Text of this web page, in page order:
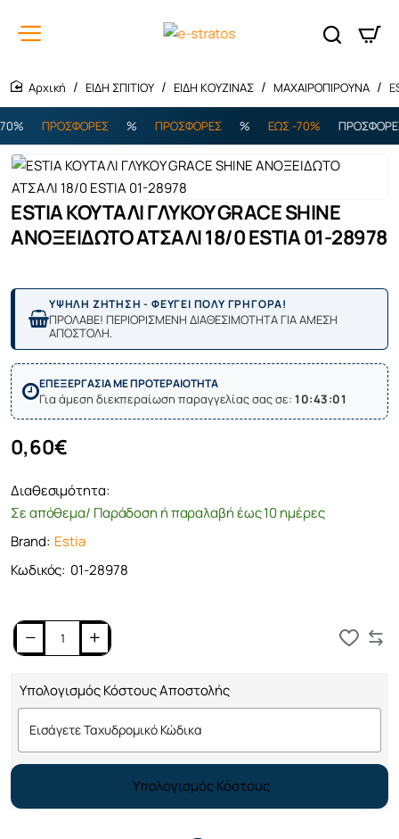
ΕΙΔΗ ΣΠΙΤΙΟΥ ΕΙΔΗ ΚΟΥΖΙΝΑΣ ΜΑΧΑΙΡΟΠΙΡΟΥΝΑ
ΠΡΟΣΦΟΡΕΣ ΠΡΟΣΦΟΡΕΣ ΕΩΣ -70% ΠΡΟΣΦΟΡΕΣ
ESTIA ΚΟΥΤΑΛΙ ΓΛΥΚΟΥ GRACE SHINE
ΑΝΟΞΕΙΔΩΤΟ ΑΤΣΑΛΙ 18/0 ESTIA 01-28978
ΥΨΗΛΗ ΖΗΤΗΣΗ - ΦΕΥΓΕΙ ΠΟΛΥ ΓΡΗΓΟΡΑ!
ΠΡΟΛΑΒΕ! ΠΕΡΙΟΡΙΣΜΕΝΗ ΔΙΑΘΕΣΙΜΟΤΗΤΑ ΓΙΑ ΑΜΕΣΗ
ΑΠΟΣΤΟΛΗ.
ΕΠΕΞΕΡΓΑΣΙΑ ΜΕ ΠΡΟΤΕΡΑΙΟΤΗΤΑ
Για άμεση διεκπεραίωση παραγγελίας σας σε: 10:43:01
Διαθεσιμότητα:
Σε απόθεμα/ Παράδοση ή παραλαβή έως 10 ημέρες
Brand: Estia
Κωδικός: 01-28978
0,60€
Υπολογισμός Κόστους Αποστολής
Υπολογισμός Κόστους